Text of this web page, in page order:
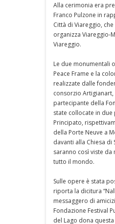
Alla cerimonia era
Franco Pulzone in
Città di Viareggio,
organizza Viareggio-
Viareggio.
Le due monumentali
Peace Frame e la
realizzate dalle
consorzio Artigianart,
partecipante della
state collocate in due
Principato,
della Porte Neuve a
davanti alla Chiesa di
saranno così viste
tutto il mondo.
Sulle opere è stata
riporta la dicitura
messaggero di
Fondazione Festival
del Lago dona questa